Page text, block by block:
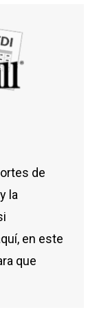
de
la
en este
que